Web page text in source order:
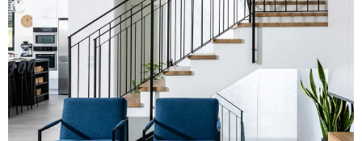
Modern Harmony